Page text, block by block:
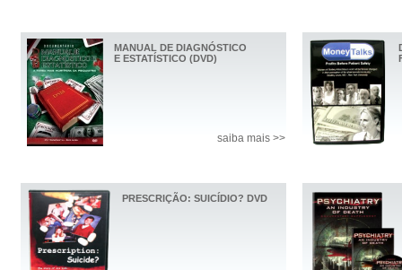
MANUAL DE DIAGNÓSTICO
E ESTATÍSTICO (DVD)
saiba mais >>
PRESCRIÇÃO: SUICÍDIO? DVD